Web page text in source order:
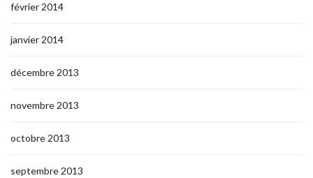
février 2014
janvier 2014
décembre 2013
novembre 2013
octobre 2013
septembre 2013